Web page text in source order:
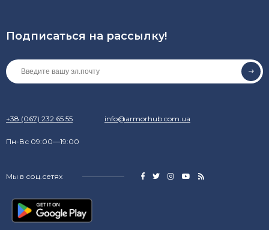
Подписаться на рассылкy!
+38 (067) 232 65 55 info@armorhub.com.ua
Пн-Вс 09:00—19:00
Мы в соц.сетях